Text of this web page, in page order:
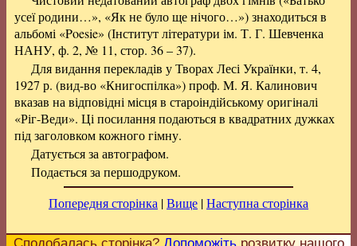
усеї родини…», «Як не було ще нічого…») знаходиться в
альбомі «Poesie» (Інститут літератури ім. Т. Г. Шевченка
НАНУ, ф. 2, № 11, стор. 36 – 37).
Для видання перекладів у Творах Лесі Українки, т. 4,
1927 р. (вид-во «Книгоспілка») проф. M. Я. Калинович
вказав на відповідні місця в староіндійському оригіналі
«Ріг-Веди». Ці посилання подаються в квадратних дужках
під заголовком кожного гімну.
Датується за автографом.
Подається за першодруком.
Попередня сторінка |Вище |Наступна сторінка
Сподобалась сторінка? Допоможітьрозвитку нашого